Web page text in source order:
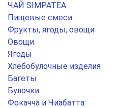
ЧАЙ SIMPATEA
Пищевые смеси
Фрукты, ягоды, овощи
Овощи
Ягоды
Хлебобулочные изделия
Багеты
Булочки
Фокачча и Чиабатта